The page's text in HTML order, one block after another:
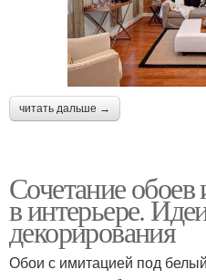
читать дальше →
Сочетание
в интерьере.
декорирования
Обои с имитацией под